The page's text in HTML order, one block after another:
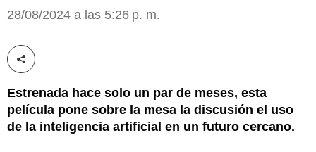
28/08/2024 a las 5:26 p. m.
Compartir esta noticia
Estrenada hace solo un par de meses, esta
película pone sobre la mesa la discusión el uso
de la inteligencia artificial en un futuro cercano.